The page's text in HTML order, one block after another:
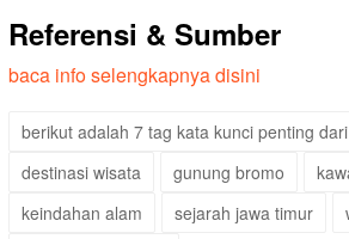
Referensi & Sumber
baca info selengkapnya disini
berikut adalah 7 tag kata kunci penting
destinasi wisata
gunung bromo
keindahan alam
sejarah jawa timur